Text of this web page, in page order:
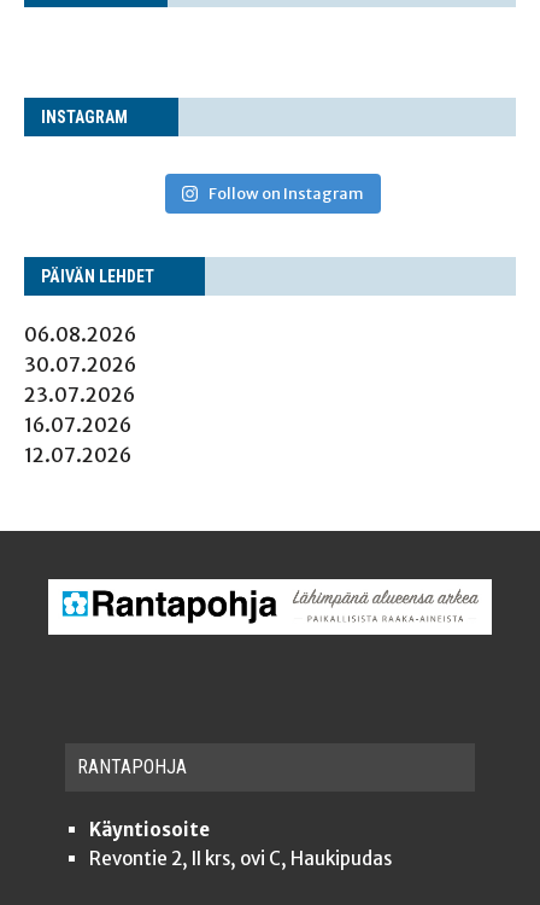
INS­TA­GRAM
Follow on Instagram
PÄI­VÄN LEHDET
06.08.2026
30.07.2026
23.07.2026
16.07.2026
12.07.2026
RAN­TA­POH­JA
Käyntiosoite
Revontie 2, II krs, ovi C, Haukipudas